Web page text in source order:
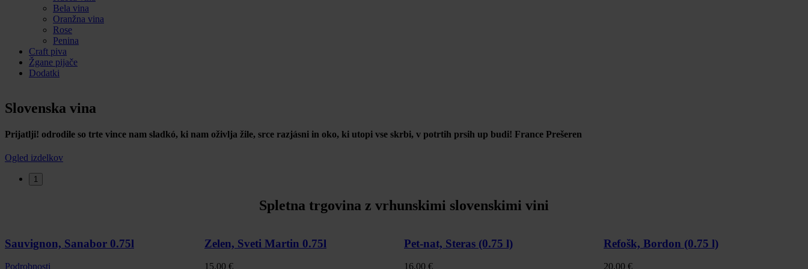
Bela vina
Oranžna vina
Rose
Penina
Craft piva
Žgane pijače
Dodatki
Slovenska vina
Prijatlji! odrodile so trte vince nam sladkó, ki nam oživlja žile, srce razjásni in oko, ki utopi vse skrbi, v potrtih prsih up budi! France Prešeren
Ogled izdelkov
1
Spletna trgovina z vrhunskimi slovenskimi vini
Sauvignon, Sanabor 0.75l
Podrobnosti
Zelen, Sveti Martin 0.75l
15,00 €
Pet-nat, Steras (0.75 l)
16,00 €
Refošk, Bordon (0.75 l)
20,00 €